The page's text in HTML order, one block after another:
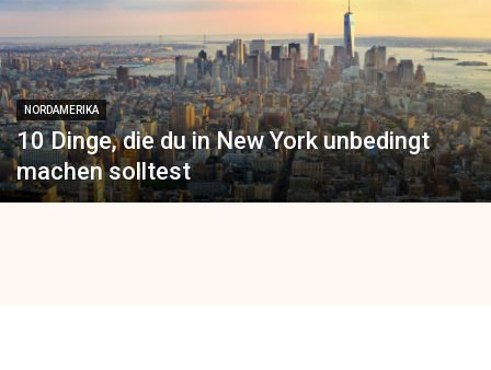
NORDAMERIKA
10 Dinge, die du in New York unbedingt
machen solltest